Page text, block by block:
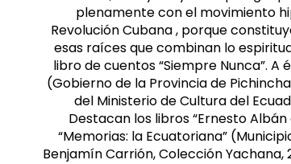
plenamente con el movimiento
Revolución Cubana , porque
esas raíces que combinan lo
libro de cuentos “Siempre Nunca”. A
(Gobierno de la Provincia de
del Ministerio de Cultura del
Destacan los libros “Ernesto
“Memorias: la Ecuatoriana”
Benjamín Carrión, Colección